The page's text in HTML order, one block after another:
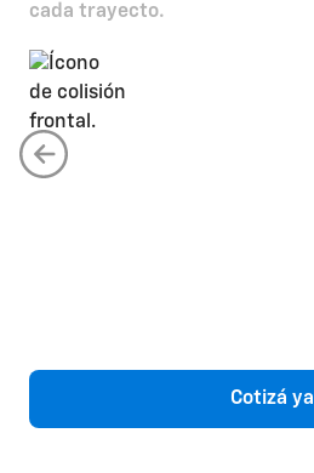
cada trayecto.
Alerta de colisión frontal
Cotizá ya